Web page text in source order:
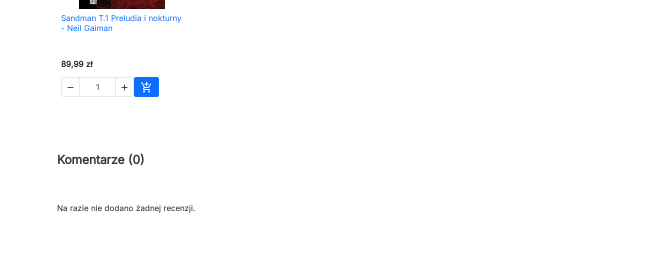
 Szybki podgląd
Sandman T.1 Preludia i nokturny
- Neil Gaiman
89,99 zł
  
Dodaj do koszyka
Komentarze (0)
Na razie nie dodano żadnej recenzji.